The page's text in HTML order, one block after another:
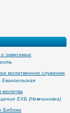
зависимых
молитвенное служение
Евангельская
молитва
ЕХБ (Немчиновка)
Библии